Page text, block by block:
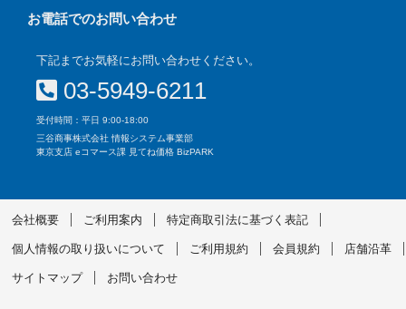
お電話でのお問い合わせ
下記までお気軽にお問い合わせください。
03-5949-6211
受付時間：平日 9:00-18:00
三谷商事株式会社 情報システム事業部
東京支店 eコマース課 見てね価格 BizPARK
会社概要 ご利用案内 特定商取引法に基づく表記
個人情報の取り扱いについて ご利用規約 会員規約 店舗沿革
サイトマップ お問い合わせ